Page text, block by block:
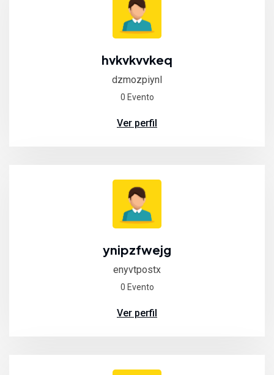
hvkvkvvkeq
dzmozpiynl
0 Evento
Ver perfil
ynipzfwejg
enyvtpostx
0 Evento
Ver perfil